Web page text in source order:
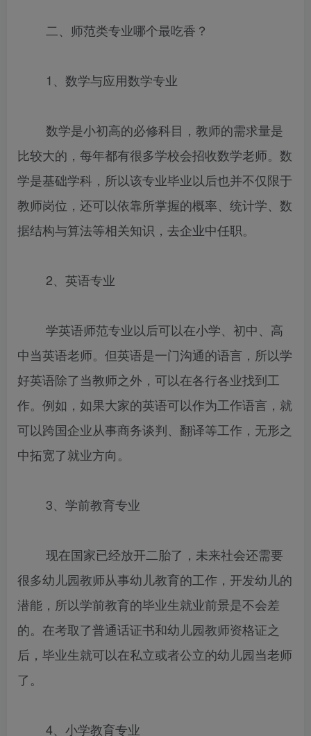
二、师范类专业哪个最吃香？
1、数学与应用数学专业
数学是小初高的必修科目，教师的需求量是
比较大的，每年都有很多学校会招收数学老师。数
学是基础学科，所以该专业毕业以后也并不仅限于
教师岗位，还可以依靠所掌握的概率、统计学、数
据结构与算法等相关知识，去企业中任职。
2、英语专业
学英语师范专业以后可以在小学、初中、高
中当英语老师。但英语是一门沟通的语言，所以学
好英语除了当教师之外，可以在各行各业找到工
作。例如，如果大家的英语可以作为工作语言，就
可以跨国企业从事商务谈判、翻译等工作，无形之
中拓宽了就业方向。
3、学前教育专业
现在国家已经放开二胎了，未来社会还需要
很多幼儿园教师从事幼儿教育的工作，开发幼儿的
潜能，所以学前教育的毕业生就业前景是不会差
的。在考取了普通话证书和幼儿园教师资格证之
后，毕业生就可以在私立或者公立的幼儿园当老师
了。
4、小学教育专业